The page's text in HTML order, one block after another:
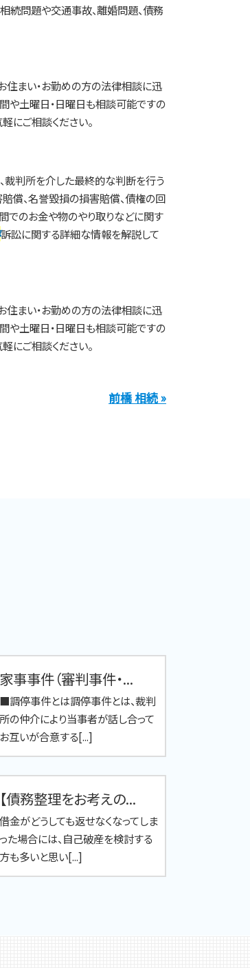
続問題や交通事故、離婚問題、債務
住まい・お勤めの方の法律相談に迅
や土曜日・日曜日も相談可能ですの
にご相談ください。
裁判所を介した最終的な判断を行う
償、名誉毀損の損害賠償、債権の回
でのお金や物のやり取りなどに関す
訴訟に関する詳細な情報を解説して
住まい・お勤めの方の法律相談に迅
や土曜日・日曜日も相談可能ですの
にご相談ください。
前橋 相続 »
家事事件（審判事件・...
■調停事件とは調停事件とは、裁判
所の仲介により当事者が話し合って
お互いが合意する[...]
【債務整理をお考えの...
借金がどうしても返せなくなってしま
った場合には、自己破産を検討する
方も多いと思い[...]